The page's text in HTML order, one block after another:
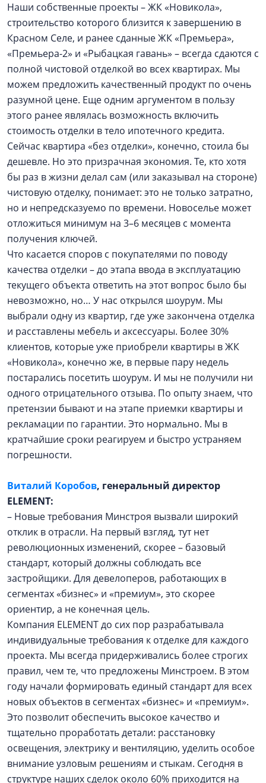
Наши собственные проекты – ЖК «Новикола»,
строительство которого близится к завершению в
Красном Селе, и ранее сданные ЖК «Премьера»,
«Премьера-2» и «Рыбацкая гавань» – всегда сдаются с
полной чистовой отделкой во всех квартирах. Мы
можем предложить качественный продукт по очень
разумной цене. Еще одним аргументом в пользу
этого ранее являлась возможность включить
стоимость отделки в тело ипотечного кредита.
Сейчас квартира «без отделки», конечно, стоила бы
дешевле. Но это призрачная экономия. Те, кто хотя
бы раз в жизни делал сам (или заказывал на стороне)
чистовую отделку, понимает: это не только затратно,
но и непредсказуемо по времени. Новоселье может
отложиться минимум на 3–6 месяцев с момента
получения ключей.
Что касается споров с покупателями по поводу
качества отделки – до этапа ввода в эксплуатацию
текущего объекта ответить на этот вопрос было бы
невозможно, но… У нас открылся шоурум. Мы
выбрали одну из квартир, где уже закончена отделка
и расставлены мебель и аксессуары. Более 30%
клиентов, которые уже приобрели квартиры в ЖК
«Новикола», конечно же, в первые пару недель
постарались посетить шоурум. И мы не получили ни
одного отрицательного отзыва. По опыту знаем, что
претензии бывают и на этапе приемки квартиры и
рекламации по гарантии. Это нормально. Мы в
кратчайшие сроки реагируем и быстро устраняем
погрешности.
Виталий Коробов, генеральный директор
ELEMENT:
– Новые требования Минстроя вызвали широкий
отклик в отрасли. На первый взгляд, тут нет
революционных изменений, скорее – базовый
стандарт, который должны соблюдать все
застройщики. Для девелоперов, работающих в
сегментах «бизнес» и «премиум», это скорее
ориентир, а не конечная цель.
Компания ELEMENT до сих пор разрабатывала
индивидуальные требования к отделке для каждого
проекта. Мы всегда придерживались более строгих
правил, чем те, что предложены Минстроем. В этом
году начали формировать единый стандарт для всех
новых объектов в сегментах «бизнес» и «премиум».
Это позволит обеспечить высокое качество и
тщательно проработать детали: расстановку
освещения, электрику и вентиляцию, уделить особое
внимание узловым решениям и стыкам. Сегодня в
структуре наших сделок около 60% приходится на